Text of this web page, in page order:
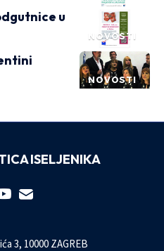
NOVOSTI
u
NOVOSTI
ISELJENIKA
3, 10000 ZAGREB